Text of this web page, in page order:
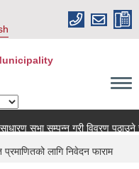
सभा सम्पन्न गरी विवरण पठाउने
लागि निवेदन फाराम